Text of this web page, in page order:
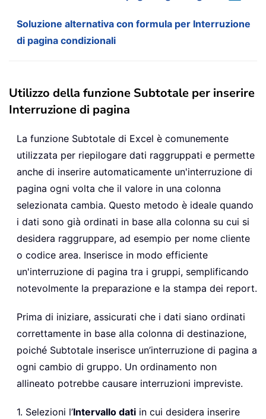
Soluzione alternativa con formula per Interruzione
di pagina condizionali
Utilizzo della funzione Subtotale per inserire
Interruzione di pagina
La funzione Subtotale di Excel è comunemente
utilizzata per riepilogare dati raggruppati e permette
anche di inserire automaticamente un'interruzione di
pagina ogni volta che il valore in una colonna
selezionata cambia. Questo metodo è ideale quando
i dati sono già ordinati in base alla colonna su cui si
desidera raggruppare, ad esempio per nome cliente
o codice area. Inserisce in modo efficiente
un'interruzione di pagina tra i gruppi, semplificando
notevolmente la preparazione e la stampa dei report.
Prima di iniziare, assicurati che i dati siano ordinati
correttamente in base alla colonna di destinazione,
poiché Subtotale inserisce un’interruzione di pagina a
ogni cambio di gruppo. Un ordinamento non
allineato potrebbe causare interruzioni impreviste.
1. Selezioni l’Intervallo dati in cui desidera inserire